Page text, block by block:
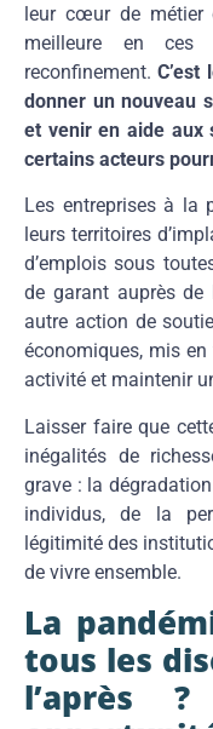
leur cœur de métier
meilleure en
reconfinement.
donner un nouveau
et venir en aide aux
certains acteurs
Les entreprises à la
leurs territoires
d’emplois sous
de garant auprès de
autre action de
économiques, mis
activité et maintenir
Laisser faire que
inégalités de
grave : la
individus, de la
légitimité des
de vivre ensemble.
La
tous les
l’après